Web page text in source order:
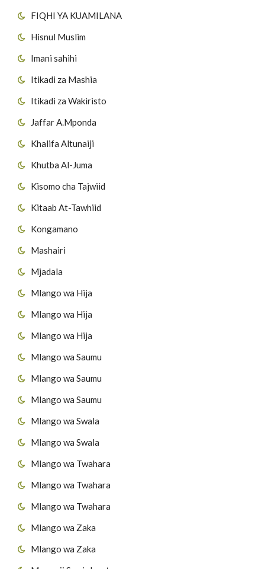
FIQHI YA KUAMILANA
Hisnul Muslim
Imani sahihi
Itikadi za Mashia
Itikadi za Wakiristo
Jaffar A.Mponda
Khalifa Altunaiji
Khutba Al-Juma
Kisomo cha Tajwiid
Kitaab At-Tawhiid
Kongamano
Mashairi
Mjadala
Mlango wa Hija
Mlango wa Hija
Mlango wa Hija
Mlango wa Saumu
Mlango wa Saumu
Mlango wa Saumu
Mlango wa Swala
Mlango wa Swala
Mlango wa Twahara
Mlango wa Twahara
Mlango wa Twahara
Mlango wa Zaka
Mlango wa Zaka